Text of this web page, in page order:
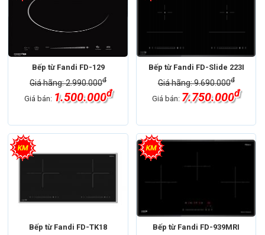
Bếp từ Fandi FD-129
Giá hãng: 2.990.000đ
Giá bán: 1.500.000đ
Bếp từ Fandi FD-Slide 223I
Giá hãng: 9.690.000đ
Giá bán: 7.750.000đ
Bếp từ Fandi FD-TK18 Bếp từ Fandi FD-939MRI